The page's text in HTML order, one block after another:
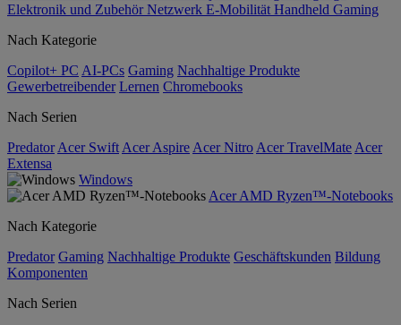
Elektronik und ZubehörNetzwerk E-Mobilität Handheld Gaming
Nach Kategorie
Copilot+ PC AI-PCs Gaming Nachhaltige Produkte
Gewerbetreibender Lernen Chromebooks
Nach Serien
Predator Acer Swift Acer Aspire Acer Nitro Acer TravelMate Acer
Extensa
Windows
Acer AMD Ryzen™-Notebooks
Nach Kategorie
Predator Gaming Nachhaltige Produkte Geschäftskunden Bildung
Komponenten
Nach Serien